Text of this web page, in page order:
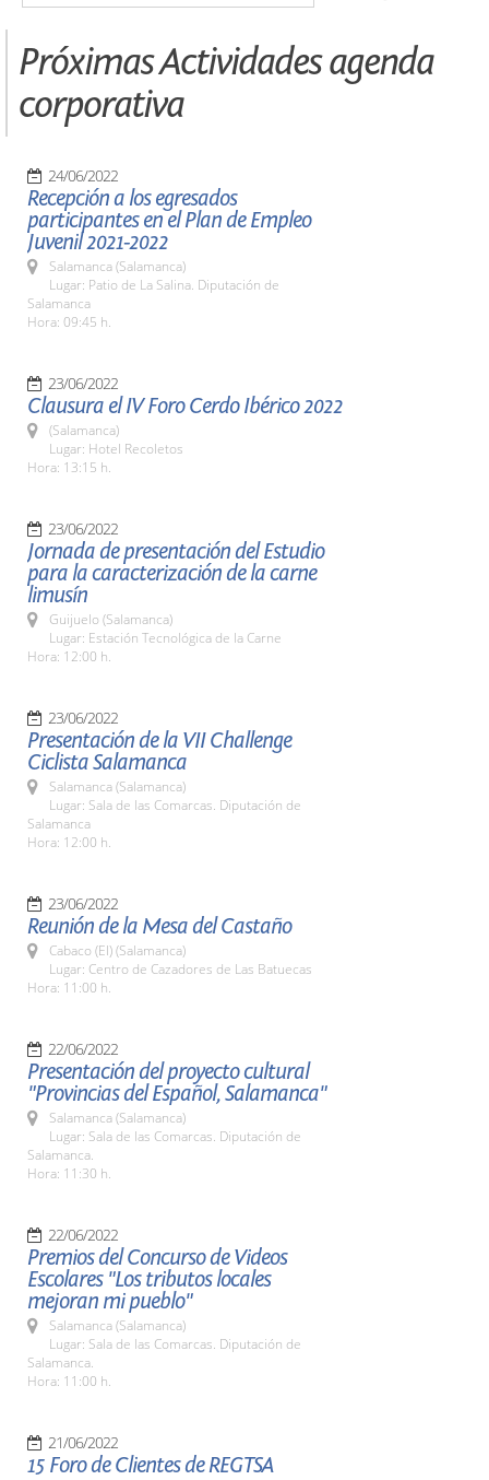
Próximas Actividades agenda
corporativa
24/06/2022
Recepción a los egresados
participantes en el Plan de Empleo
Juvenil 2021-2022
Salamanca (Salamanca)
Lugar: Patio de La Salina. Diputación de
Salamanca
Hora: 09:45 h.
23/06/2022
Clausura el IV Foro Cerdo Ibérico 2022
(Salamanca)
Lugar: Hotel Recoletos
Hora: 13:15 h.
23/06/2022
Jornada de presentación del Estudio
para la caracterización de la carne
limusín
Guijuelo (Salamanca)
Lugar: Estación Tecnológica de la Carne
Hora: 12:00 h.
23/06/2022
Presentación de la VII Challenge
Ciclista Salamanca
Salamanca (Salamanca)
Lugar: Sala de las Comarcas. Diputación de
Salamanca
Hora: 12:00 h.
23/06/2022
Reunión de la Mesa del Castaño
Cabaco (El) (Salamanca)
Lugar: Centro de Cazadores de Las Batuecas
Hora: 11:00 h.
22/06/2022
Presentación del proyecto cultural
"Provincias del Español, Salamanca"
Salamanca (Salamanca)
Lugar: Sala de las Comarcas. Diputación de
Salamanca.
Hora: 11:30 h.
22/06/2022
Premios del Concurso de Videos
Escolares "Los tributos locales
mejoran mi pueblo"
Salamanca (Salamanca)
Lugar: Sala de las Comarcas. Diputación de
Salamanca.
Hora: 11:00 h.
21/06/2022
15 Foro de Clientes de REGTSA